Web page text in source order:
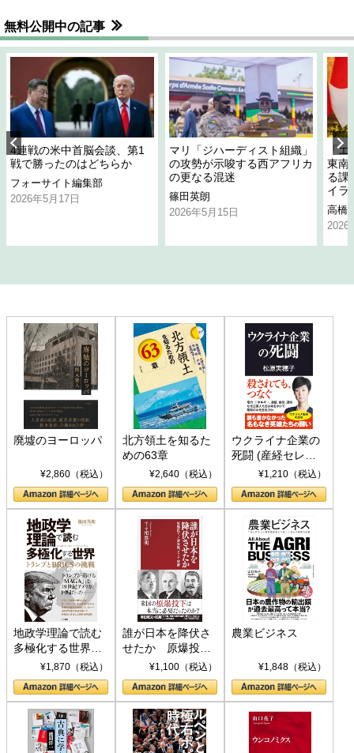
無料公開中の記事
4連戦の米中首脳会談、第1
戦で勝ったのはどちらか
フォーサイト編集部
2026年5月17日
マリ「ジハーディスト組織」
の攻勢が示唆する西アフリカ
の更なる混迷
篠田英朗
2026年5月15日
「
東南
る課
イラ
高橋
2026
廃墟のヨーロッパ
¥2,860（税込）
北方領土を知るた
めの63章
¥2,640（税込）
ウクライナ企業の
死闘 (産経セレク
ト S 039)¥1,210（税込）
地政学理論で読む
多極化する世界：
トランプとBRICS
の挑戦
¥1,870（税込）
誰が日本を降伏さ
せたか 原爆投
下、ソ連参戦、そ
して聖断 (PHP新
書)
¥1,100（税込）
農業ビジネス
¥1,848（税込）